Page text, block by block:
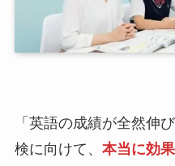
「英語の成績が全然伸
検に向けて、 本当に効